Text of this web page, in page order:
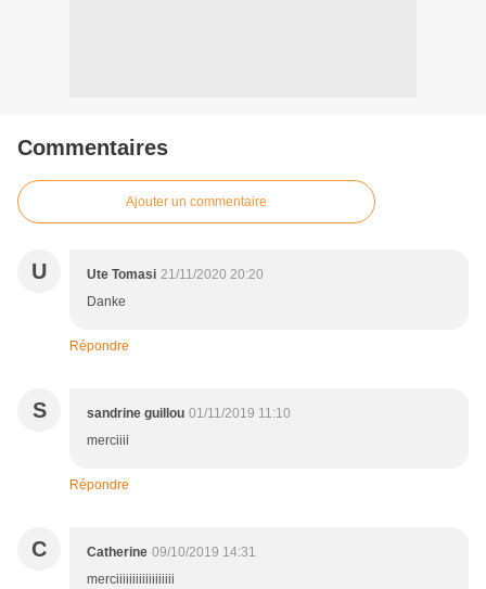
Commentaires
Ajouter un commentaire
U Ute Tomasi 21/11/2020 20:20
Danke
Répondre
S sandrine guillou 01/11/2019 11:10
merciiii
Répondre
C Catherine 09/10/2019 14:31
merciiiiiiiiiiiiiiiiii